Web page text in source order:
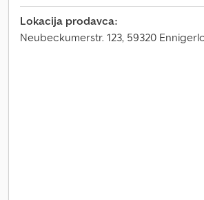
Lokacija prodavca:
Neubeckumerstr. 123, 59320